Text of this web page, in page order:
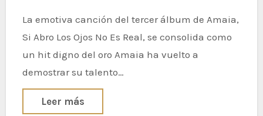
La emotiva canción del tercer álbum de Amaia,
Si Abro Los Ojos No Es Real, se consolida como
un hit digno del oro Amaia ha vuelto a
demostrar su talento…
Leer más